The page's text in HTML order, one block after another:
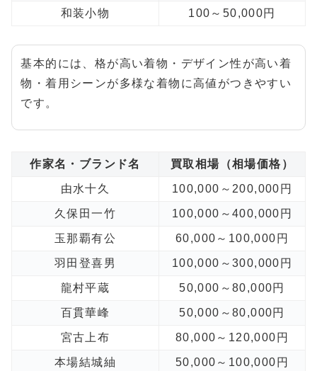
和装小物 100～50,000円
基本的には、格が高い着物・デザイン性が高い着
物・着用シーンが多様な着物に高値がつきやすい
です。
作家名・ブランド名 買取相場（相場価格）
由水十久 100,000～200,000円
久保田一竹 100,000～400,000円
玉那覇有公 60,000～100,000円
羽田登喜男 100,000～300,000円
龍村平蔵 50,000～80,000円
百貫華峰 50,000～80,000円
宮古上布 80,000～120,000円
本場結城紬 50,000～100,000円